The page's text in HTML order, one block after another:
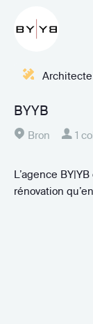
BYYB
Bron 1
L’agence
rénovation